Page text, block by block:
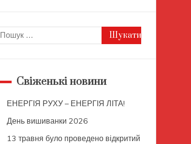
Пошук:
Свіженькі новини
ЕНЕРГІЯ РУХУ – ЕНЕРГІЯ ЛІТА!
День вишиванки 2026
13 травня було проведено відкритий